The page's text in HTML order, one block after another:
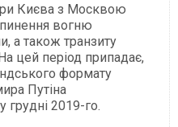
Києва з Москвою
вогню
а також транзиту
цей період припадає,
формату
Путіна
2019-го.